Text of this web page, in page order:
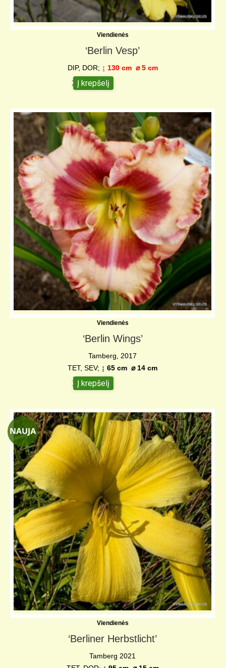
Viendienės
‘Berlin Vesp’
DIP, DOR; ↨ 130 cm ⌀ 5 cm
25,00€
Į krepšelį
Viendienės
‘Berlin Wings’
Tamberg, 2017
TET, SEV; ↨ 65 cm ⌀ 14 cm
15,00€
Į krepšelį
Viendienės
‘Berliner Herbstlicht’
Tamberg 2021